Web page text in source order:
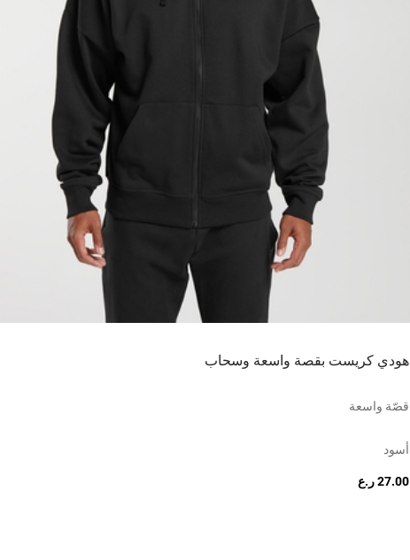
هودي كريست بقصة واسعة وسحاب
قصّة واسعة
أسود
27.00 ر.ع